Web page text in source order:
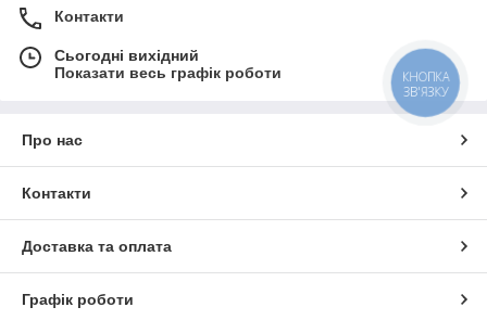
Контакти
Сьогодні вихідний
Показати весь графік роботи
Про нас
Контакти
Доставка та оплата
Графік роботи
КНОПКА
ЗВ'ЯЗКУ